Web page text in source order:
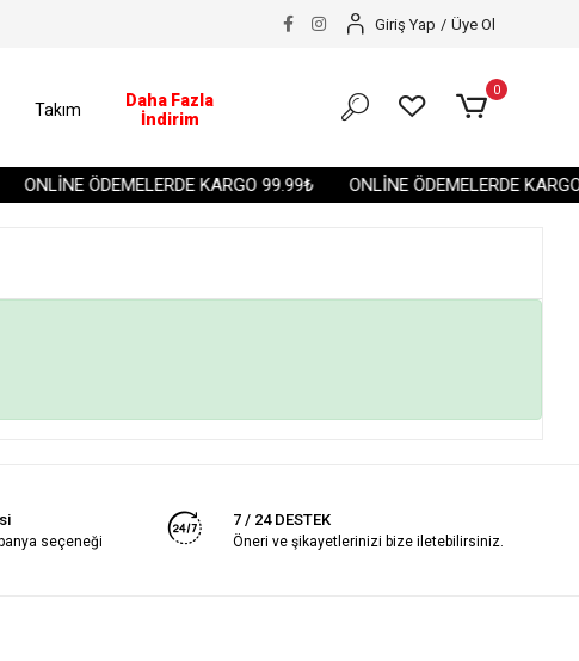
ONLİNE ÖDEMELERDE KARGO 99.99₺ ONLİNE ÖDEMELERDE
Giriş Yap / Üye Ol
Takım
Daha Fazla
İndirim
0
seçeneği
7 / 24 DESTEK
Öneri ve şikayetlerinizi bize iletebilirsiniz.